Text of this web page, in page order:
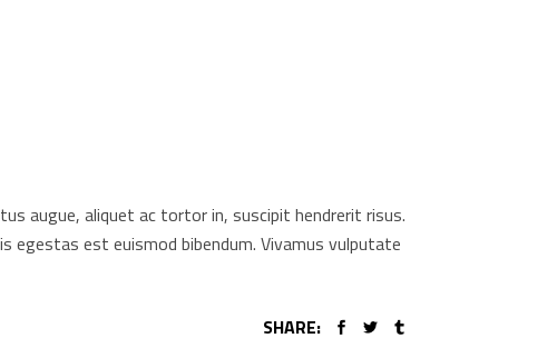
augue, aliquet ac tortor in, suscipit hendrerit risus.
egestas est euismod bibendum. Vivamus vulputate
SHARE: